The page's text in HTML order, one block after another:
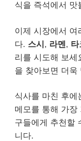
식을 즉석에서 맛
이제 시장에서 여
다. 스시 , 라멘 , 타
리를 시도해 보세
을 찾아보면 더욱
식사를 마친 후에
메모를 통해 가장
구들에게 추천할
니다.